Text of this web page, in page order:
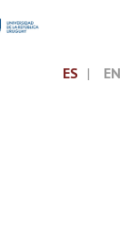
ES EN